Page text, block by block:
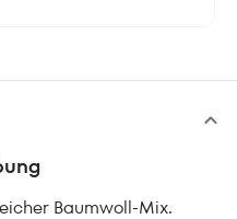
Baumwoll-Mix.